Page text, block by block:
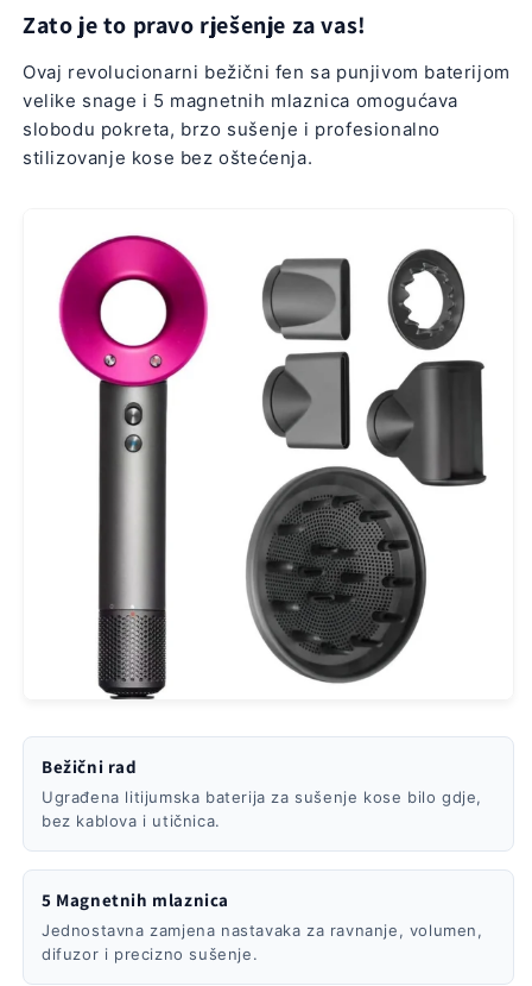
Zato je to pravo rješenje za vas!
Ovaj revolucionarni bežični fen sa punjivom baterijom
velike snage i 5 magnetnih mlaznica omogućava
slobodu pokreta, brzo sušenje i profesionalno
stilizovanje kose bez oštećenja.
Bežični rad
Ugrađena litijumska baterija za sušenje kose bilo gdje,
bez kablova i utičnica.
5 Magnetnih mlaznica
Jednostavna zamjena nastavaka za ravnanje, volumen,
difuzor i precizno sušenje.